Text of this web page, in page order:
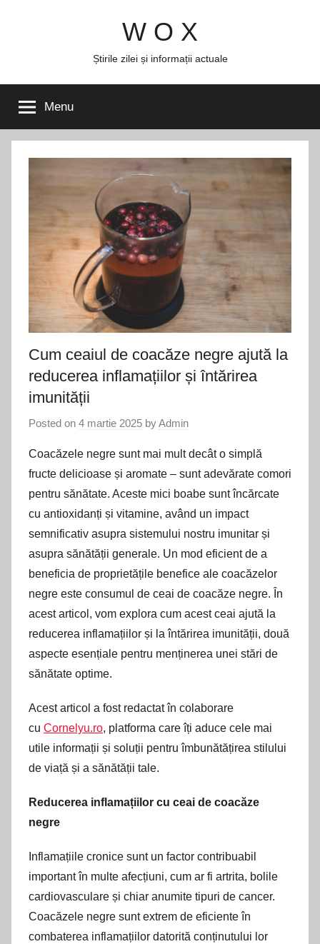
W O X
Știrile zilei și informații actuale
Menu
Cum ceaiul de coacăze negre ajută la
reducerea inflamațiilor și întărirea
imunității
Posted on 4 martie 2025 byAdmin
Coacăzele negre sunt mai mult decât o simplă
fructe delicioase și aromate – sunt adevărate comori
pentru sănătate. Aceste mici boabe sunt încărcate
cu antioxidanți și vitamine, având un impact
semnificativ asupra sistemului nostru imunitar și
asupra sănătății generale. Un mod eficient de a
beneficia de proprietățile benefice ale coacăzelor
negre este consumul de ceai de coacăze negre. În
acest articol, vom explora cum acest ceai ajută la
reducerea inflamațiilor și la întărirea imunității, două
aspecte esențiale pentru menținerea unei stări de
sănătate optime.
Acest articol a fost redactat în colaborare
cu Cornelyu.ro, platforma care îți aduce cele mai
utile informații și soluții pentru îmbunătățirea stilului
de viață și a sănătății tale.
Reducerea inflamațiilor cu ceai de coacăze
negre
Inflamațiile cronice sunt un factor contribuabil
important în multe afecțiuni, cum ar fi artrita, bolile
cardiovasculare și chiar anumite tipuri de cancer.
Coacăzele negre sunt extrem de eficiente în
combaterea inflamațiilor datorită conținutului lor